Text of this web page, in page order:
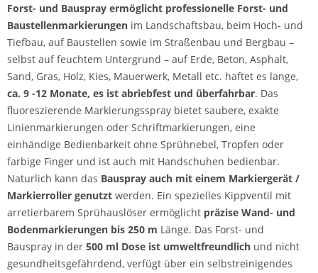
Forst- und Bauspray ermöglicht professionelle Forst- und
Baustellenmarkierungen im Landschaftsbau, beim Hoch- und
Tiefbau, auf Baustellen sowie im Straßenbau und Bergbau –
selbst auf feuchtem Untergrund – auf Erde, Beton, Asphalt,
Sand, Gras, Holz, Kies, Mauerwerk, Metall etc. haftet es lange,
ca. 9 -12 Monate, es ist abriebfest und überfahrbar. Das
fluoreszierende Markierungsspray bietet saubere, exakte
Linienmarkierungen oder Schriftmarkierungen, eine
einhändige Bedienbarkeit ohne Sprühnebel, Tropfen oder
farbige Finger und ist auch mit Handschuhen bedienbar.
Naturlich kann das Bauspray auch mit einem Markiergerät /
Markierroller genutzt werden. Ein spezielles Kippventil mit
arretierbarem Sprühauslöser ermöglicht präzise Wand- und
Bodenmarkierungen bis 250 m Länge. Das Forst- und
Bauspray in der 500 ml Dose ist umweltfreundlich und nicht
gesundheitsgefährdend, verfügt über ein selbstreinigendes